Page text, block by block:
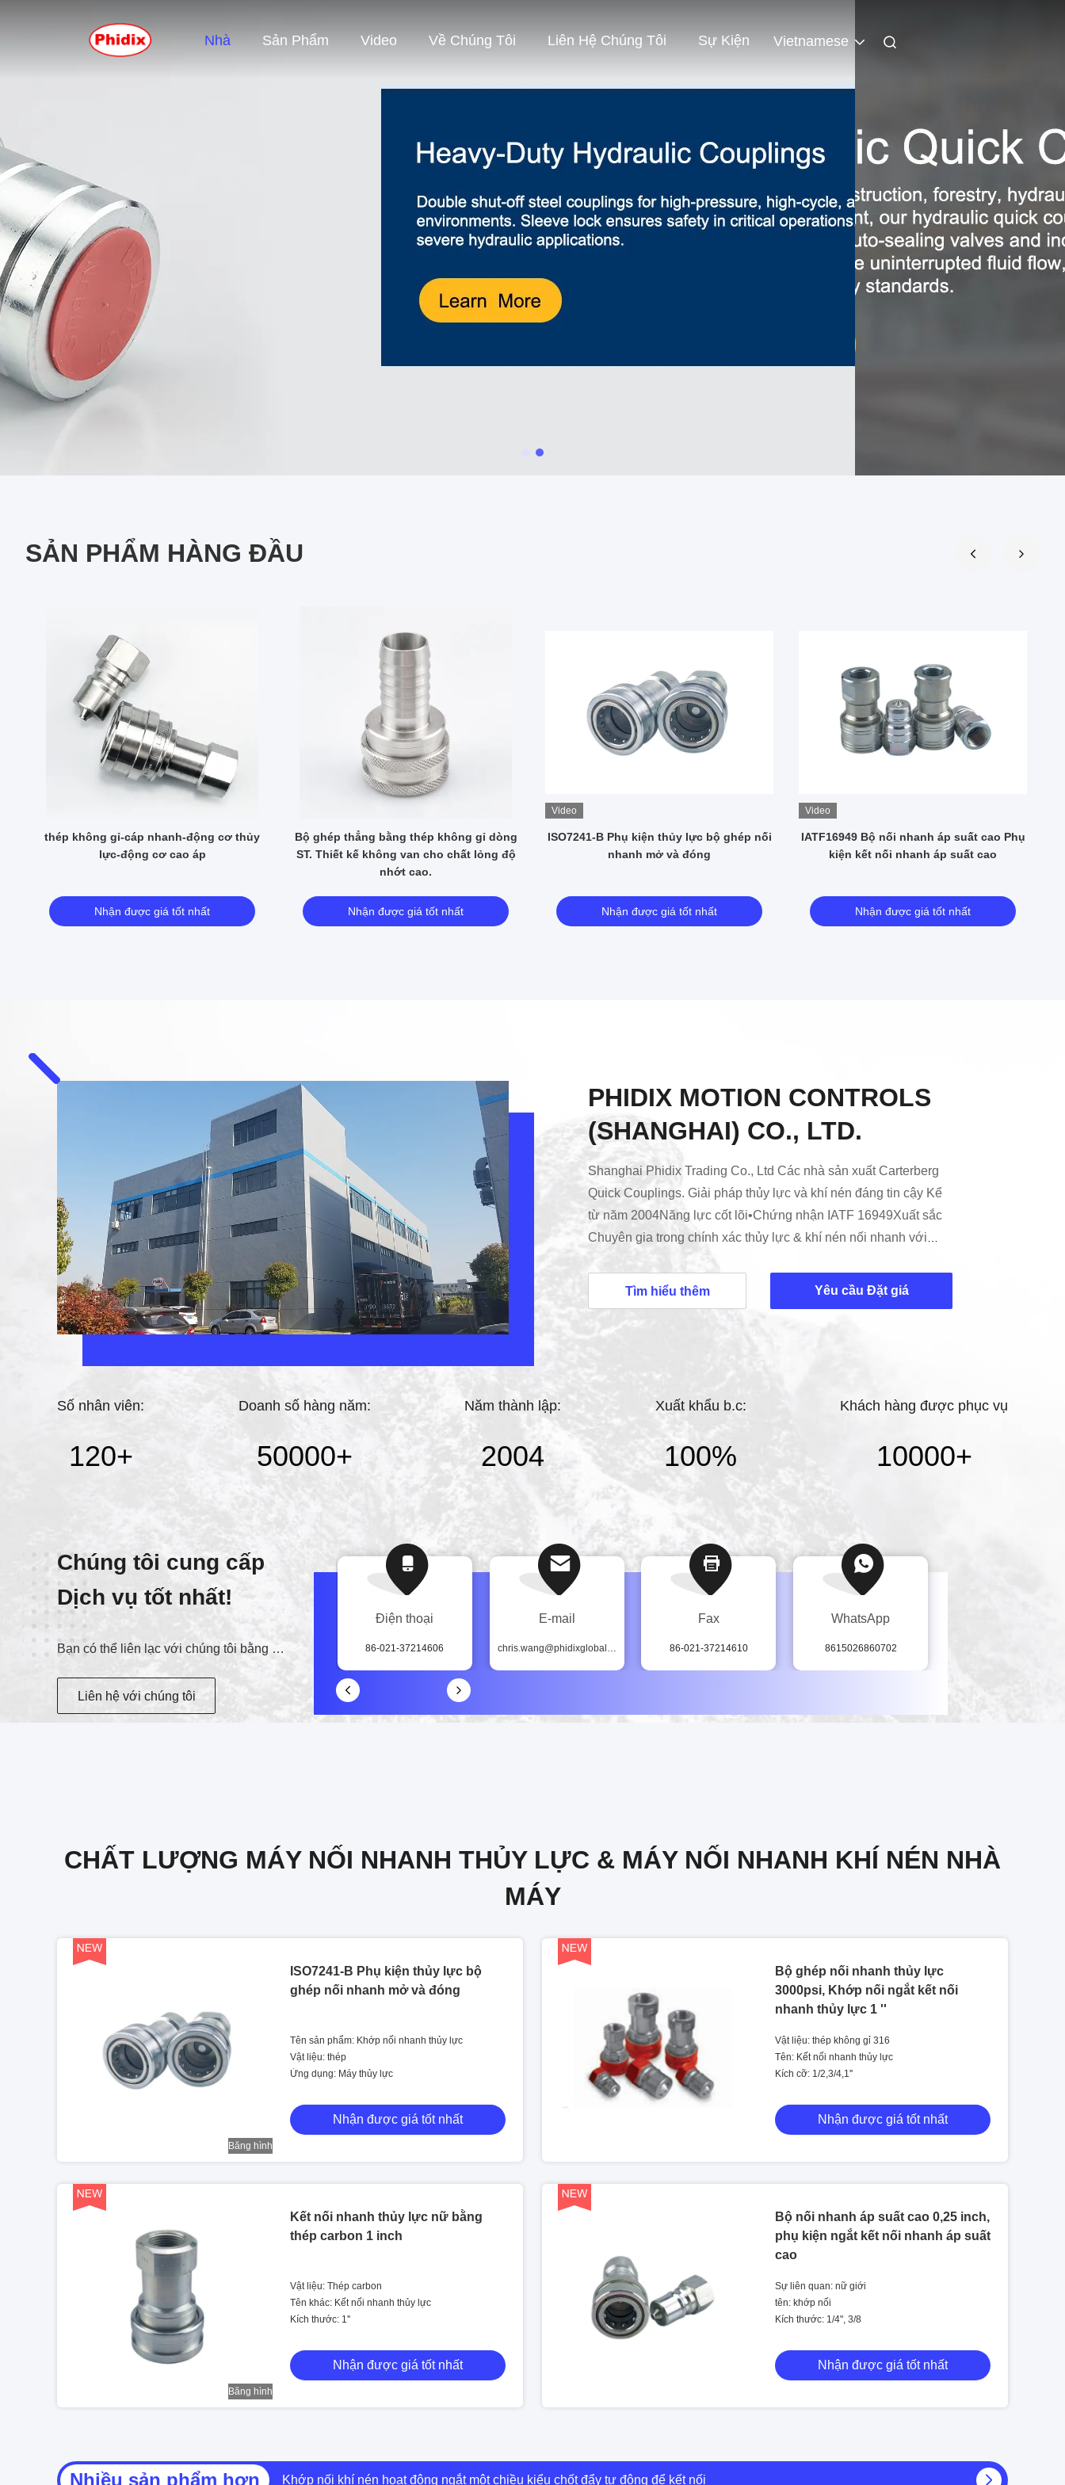
Nhà Sản Phẩm Video Về Chúng Tôi Liên Hệ Chúng Tôi Sự Kiện Vietnamese
SẢN PHẨM HÀNG ĐẦU
thép không gỉ-cáp nhanh-động cơ thủy
lực-động cơ cao áp
Nhận được giá tốt nhất
Bộ ghép thẳng bằng thép không gỉ dòng
ST. Thiết kế không van cho chất lỏng độ
nhớt cao.
Nhận được giá tốt nhất
Video
ISO7241-B Phụ kiện thủy lực bộ ghép nối
nhanh mở và đóng
Nhận được giá tốt nhất
Video
IATF16949 Bộ nối nhanh áp suất cao Phụ
kiện kết nối nhanh áp suất cao
Nhận được giá tốt nhất
PHIDIX MOTION CONTROLS
(SHANGHAI) CO., LTD.
‌Shanghai Phidix Trading Co., Ltd Các nhà sản xuất Carterberg
Quick Couplings. Giải pháp thủy lực và khí nén đáng tin cậy Kể
từ năm 2004Năng lực cốt lõi•Chứng nhận IATF 16949Xuất sắc
Chuyên gia trong chính xác thủy lực & khí nén nối nhanh với
kiểm soát chất lượng cấp ô tô.•Thương hiệu CarterbergLeader
Direct thay thế cho các khớp nối Parker, FASTER, AEROQUIP &
Tìm hiểu thêm Yêu cầu Đặt giá
Số nhân viên:
120+
Doanh số hàng năm:
50000+
Năm thành lập:
2004
Xuất khẩu b.c:
100%
Khách hàng được phục vụ
10000+
Chúng tôi cung cấp
Dịch vụ tốt nhất!
Bạn có thể liên lạc với chúng tôi bằng nhiều cách khác nhau
Liên hệ với chúng tôi
W15026860702
Điện thoại
86-021-37214606
E-mail
chris.wang@phidixglobal.com
Fax
86-021-37214610
WhatsApp
8615026860702
CHẤT LƯỢNG MÁY NỐI NHANH THỦY LỰC & MÁY NỐI NHANH KHÍ NÉN NHÀ
MÁY
Băng hình
ISO7241-B Phụ kiện thủy lực bộ
ghép nối nhanh mở và đóng
Tên sản phẩm: Khớp nối nhanh thủy lực
Vật liệu: thép
Ứng dụng: Máy thủy lực
Nhận được giá tốt nhất
Bộ ghép nối nhanh thủy lực
3000psi, Khớp nối ngắt kết nối
nhanh thủy lực 1 ''
Vật liệu: thép không gỉ 316
Tên: Kết nối nhanh thủy lực
Kích cỡ: 1/2,3/4,1''
Nhận được giá tốt nhất
Băng hình
Kết nối nhanh thủy lực nữ bằng
thép carbon 1 inch
Vật liệu: Thép carbon
Tên khác: Kết nối nhanh thủy lực
Kích thước: 1''
Nhận được giá tốt nhất
Bộ nối nhanh áp suất cao 0,25 inch,
phụ kiện ngắt kết nối nhanh áp suất
cao
Sự liên quan: nữ giới
tên: khớp nối
Kích thước: 1/4", 3/8
Nhận được giá tốt nhất
Nhiều sản phẩm hơn Chốt khóa bằng thép hợp kim Khớp nối nhanh bằng thép cacbon mạ kẽm hóa trị ba Khớp nối nhanh bằng khí nén